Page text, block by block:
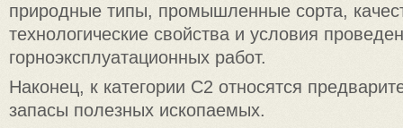
природные типы, промышленные сорта,
технологические свойства и условия
горноэксплуатационных работ.
Наконец, к категории С2 относятся
запасы полезных ископаемых.